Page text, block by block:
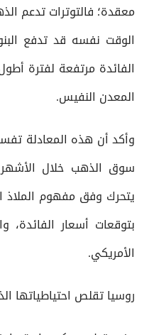
معقدة؛ فالتوترات تدعم
الوقت نفسه قد تدفع
الفائدة مرتفعة لفترة
المعدن النفيس.
وأكد أن هذه المعادلة
سوق الذهب خلال
يتحرك وفق مفهوم الملاذ
بتوقعات أسعار الفائدة،
الأمريكي.
روسيا تقلص احتياطياتها